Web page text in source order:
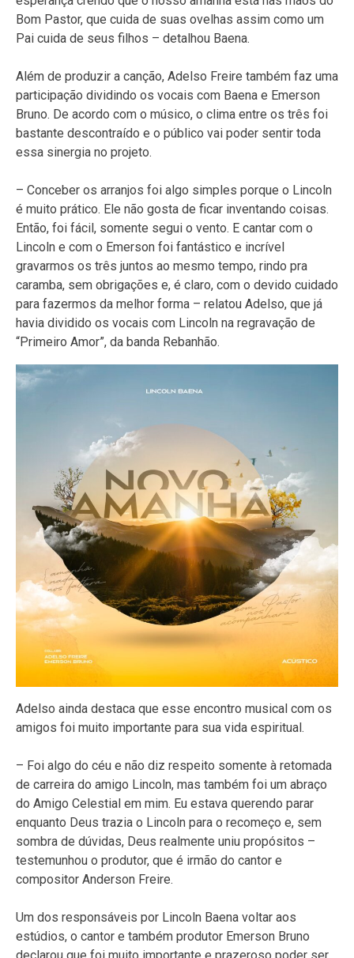
Bom Pastor, que cuida de suas ovelhas assim como um
Pai cuida de seus filhos – detalhou Baena.
Além de produzir a canção, Adelso Freire também faz uma
participação dividindo os vocais com Baena e Emerson
Bruno. De acordo com o músico, o clima entre os três foi
bastante descontraído e o público vai poder sentir toda
essa sinergia no projeto.
– Conceber os arranjos foi algo simples porque o Lincoln
é muito prático. Ele não gosta de ficar inventando coisas.
Então, foi fácil, somente segui o vento. E cantar com o
Lincoln e com o Emerson foi fantástico e incrível
gravarmos os três juntos ao mesmo tempo, rindo pra
caramba, sem obrigações e, é claro, com o devido cuidado
para fazermos da melhor forma – relatou Adelso, que já
havia dividido os vocais com Lincoln na regravação de
“Primeiro Amor”, da banda Rebanhão.
Adelso ainda destaca que esse encontro musical com os
amigos foi muito importante para sua vida espiritual.
– Foi algo do céu e não diz respeito somente à retomada
de carreira do amigo Lincoln, mas também foi um abraço
do Amigo Celestial em mim. Eu estava querendo parar
enquanto Deus trazia o Lincoln para o recomeço e, sem
sombra de dúvidas, Deus realmente uniu propósitos –
testemunhou o produtor, que é irmão do cantor e
compositor Anderson Freire.
Um dos responsáveis por Lincoln Baena voltar aos
estúdios, o cantor e também produtor Emerson Bruno